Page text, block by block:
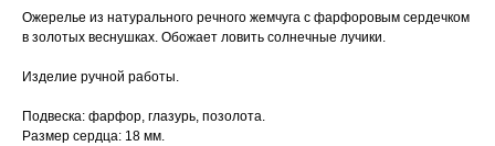
Ожерелье из натурального речного жемчуга с фарфоровым сердечком
в золотых веснушках. Обожает ловить солнечные лучики.
Изделие ручной работы.
Подвеска: фарфор, глазурь, позолота.
Размер сердца: 18 мм.